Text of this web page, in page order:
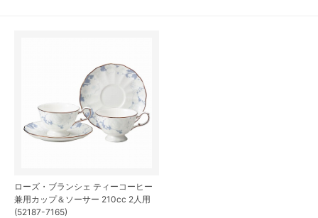
ローズ・ブランシェ ティーコーヒー
兼用カップ＆ソーサー 210cc 2人用
(52187-7165)